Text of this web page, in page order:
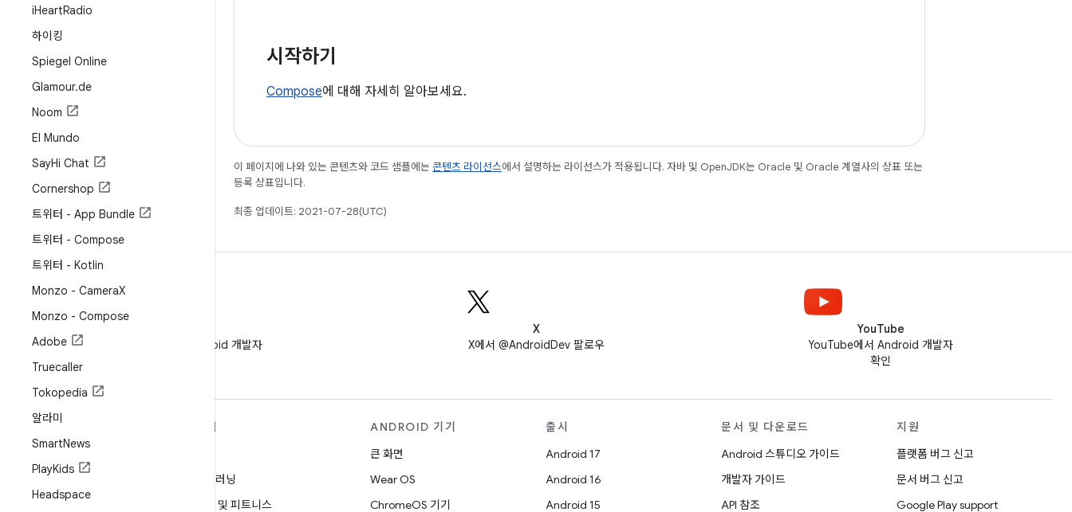
iHeartRadio
하이킹
Spiegel Online
Glamour.de
Noom
El Mundo
SayHi Chat
Cornershop
트위터 - App Bundle
트위터 - Compose
트위터 - Kotlin
Monzo - CameraX
Monzo - Compose
Adobe
Truecaller
Tokopedia
알라미
SmartNews
PlayKids
Headspace
시작하기
Compose에 대해 자세히 알아보세요.
이 페이지에 나와 있는 콘텐츠와 코드 샘플에는 콘텐츠 라이선스에서 설명하는 라이선스가 적용됩니다. 자바 및 OpenJDK는 Oracle 및 Oracle 계열사의 상표 또는
등록 상표입니다.
최종 업데이트: 2021-07-28(UTC)
WeChat에서 Android 개발자
X
X에서 @AndroidDev 팔로우
YouTube
YouTube에서 Android 개발자
확인
ANDROID 자세히 알아보기
엔터프라이즈용 Android
탐색
머신러닝
건강 및 피트니스
ANDROID 기기
큰 화면
Wear OS
ChromeOS 기기
출시
Android 17
Android 16
Android 15
문서 및 다운로드
Android 스튜디오 가이드
개발자 가이드
API 참조
지원
플랫폼 버그 신고
문서 버그 신고
Google Play support